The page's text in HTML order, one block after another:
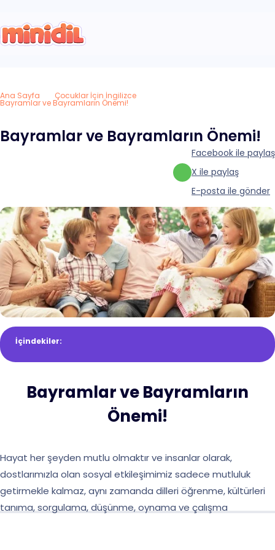
Ana Sayfa Çocuklar İçin İngilizce
Bayramlar ve Bayramların Önemi!
Bayramlar ve Bayramların Önemi!
Facebook ile paylaş
X ile paylaş
E-posta ile gönder
İçindekiler:
Bayramlar ve Bayramların
Önemi!
Hayat her şeyden mutlu olmaktır ve insanlar olarak,
dostlarımızla olan sosyal etkileşimimiz sadece mutluluk
getirmekle kalmaz, aynı zamanda dilleri öğrenme, kültürleri
tanıma, sorgulama, düşünme, oynama ve çalışma